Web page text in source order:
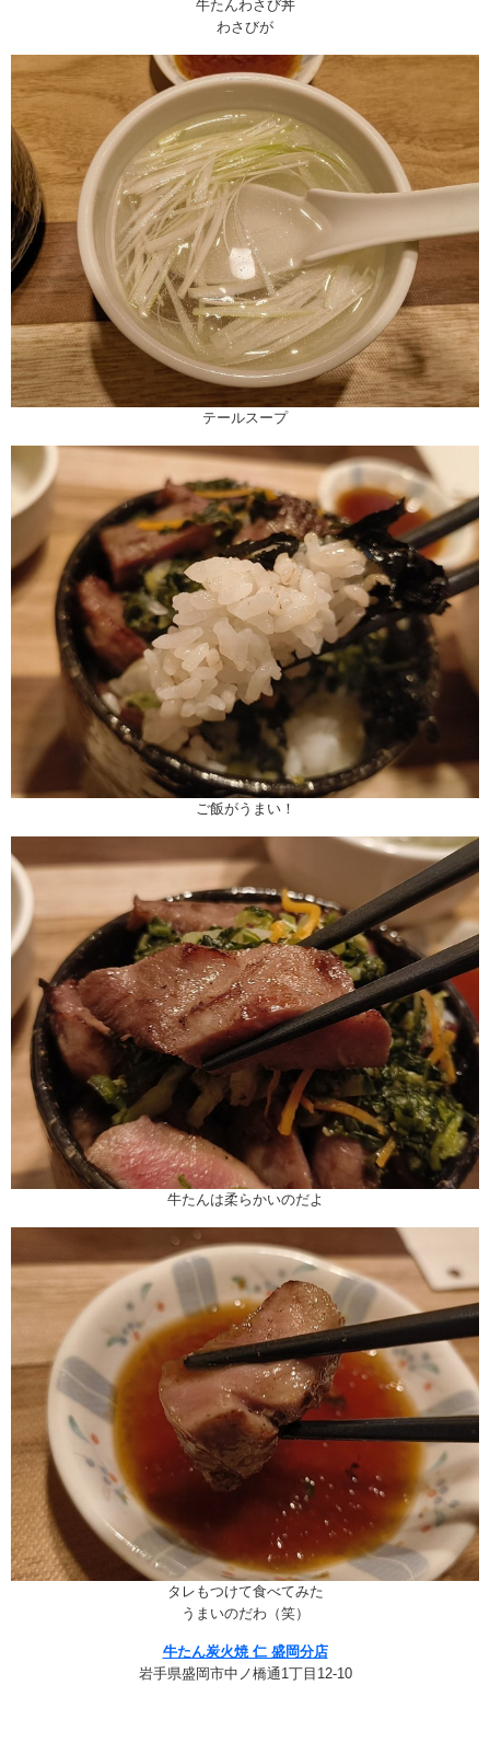
牛たんわさび丼
わさびが
テールスープ
ご飯がうまい！
牛たんは柔らかいのだよ
タレもつけて食べてみた
うまいのだわ（笑）
牛たん炭火焼 仁 盛岡分店
岩手県盛岡市中ノ橋通1丁目12-10